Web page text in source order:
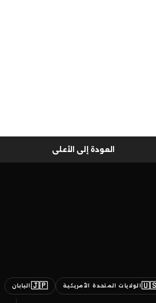
العودة إلى الأعلى
الولايات المتحدة الأمريكية 🇯🇵 اليابان